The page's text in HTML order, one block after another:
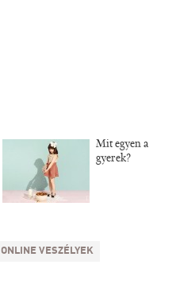
Mit egyen a
gyerek?
ONLINE VESZÉLYEK